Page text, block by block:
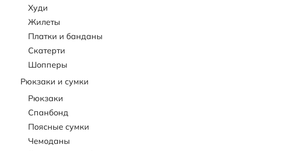
Худи
Жилеты
Платки и банданы
Скатерти
Шопперы
Рюкзаки и сумки
Рюкзаки
Спанбонд
Поясные сумки
Чемоданы